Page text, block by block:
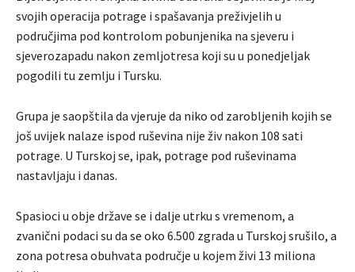
svojih operacija potrage i spašavanja preživjelih u
područjima pod kontrolom pobunjenika na sjeveru i
sjeverozapadu nakon zemljotresa koji su u ponedjeljak
pogodili tu zemlju i Tursku.
Grupa je saopštila da vjeruje da niko od zarobljenih kojih se
još uvijek nalaze ispod ruševina nije živ nakon 108 sati
potrage. U Turskoj se, ipak, potrage pod ruševinama
nastavljaju i danas.
Spasioci u obje države se i dalje utrku s vremenom, a
zvanični podaci su da se oko 6.500 zgrada u Turskoj srušilo, a
zona potresa obuhvata područje u kojem živi 13 miliona